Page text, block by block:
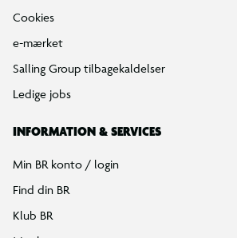
Cookies
e-mærket
Salling Group tilbagekaldelser
Ledige jobs
INFORMATION & SERVICES
Min BR konto / login
Find din BR
Klub BR